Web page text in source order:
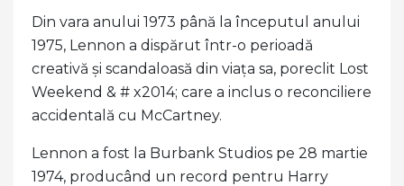
Din vara anului 1973 până la începutul anului
1975, Lennon a dispărut într-o perioadă
creativă și scandaloasă din viața sa, poreclit Lost
Weekend & # x2014; care a inclus o reconciliere
accidentală cu McCartney.
Lennon a fost la Burbank Studios pe 28 martie
1974, producând un record pentru Harry